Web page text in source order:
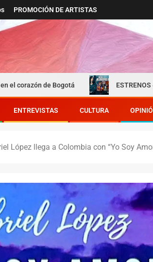
PROMOCIÓN DE ARTISTAS
Bogotá ESTRENOS «ROSTROS
ENTREVISTAS CULTURA
López llega a Colombia con “Yo Soy